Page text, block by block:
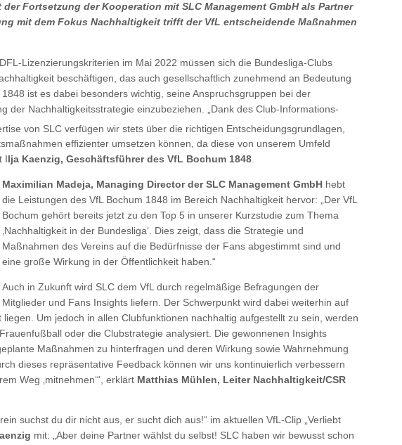
Fortsetzung der Kooperation mit SLC Management GmbH als Partner
mit dem Fokus Nachhaltigkeit trifft der VfL entscheidende Maßnahmen
Lizenzierungskriterien im Mai 2022 müssen sich die Bundesliga-Clubs
beschäftigen, das auch gesellschaftlich zunehmend an Bedeutung
ist es dabei besonders wichtig, seine Anspruchsgruppen bei der
der Nachhaltigkeitsstrategie einzubeziehen. „Dank des Club-Informations-
von SLC verfügen wir stets über die richtigen Entscheidungsgrundlagen,
effizienter umsetzen können, da diese von unserem Umfeld
lja Kaenzig, Geschäftsführer des VfL Bochum 1848.
Maximilian Madeja, Managing Director der SLC Management GmbH hebt
die Leistungen des VfL Bochum 1848 im Bereich Nachhaltigkeit hervor: „Der VfL
Bochum gehört bereits jetzt zu den Top 5 in unserer Kurzstudie zum Thema
‚Nachhaltigkeit in der Bundesliga‘. Dies zeigt, dass die Strategie und
Maßnahmen des Vereins auf die Bedürfnisse der Fans abgestimmt sind und
eine große Wirkung in der Öffentlichkeit haben.“
Auch in Zukunft wird SLC dem VfL durch regelmäßige Befragungen der
Mitglieder und Fans Insights liefern. Der Schwerpunkt wird dabei weiterhin auf
Um jedoch in allen Clubfunktionen nachhaltig aufgestellt zu sein, werden
oder die Clubstrategie analysiert. Die gewonnenen Insights
Maßnahmen zu hinterfragen und deren Wirkung sowie Wahrnehmung
dieses repräsentative Feedback können wir uns kontinuierlich verbessern
Weg ‚mitnehmen‘“, erklärt Matthias Mühlen, Leiter Nachhaltigkeit/CSR
suchst du dir nicht aus, er sucht dich aus!“ im aktuellen VfL-Clip „Verliebt
mit: „Aber deine Partner wählst du selbst! SLC haben wir bewusst schon